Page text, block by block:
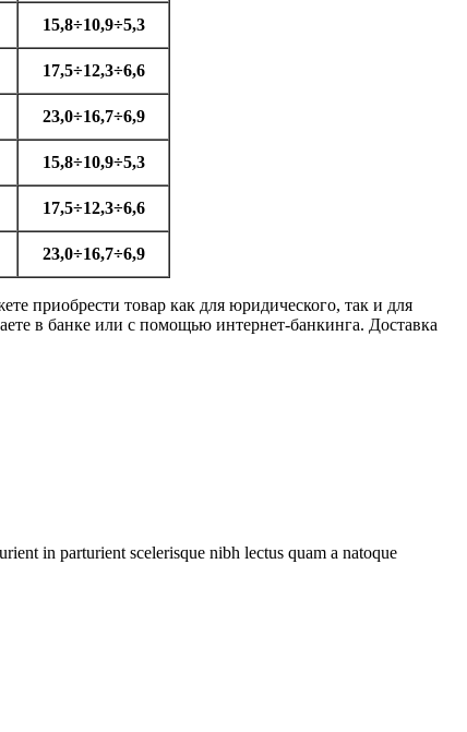
15,8÷10,9÷5,3
17,5÷12,3÷6,6
23,0÷16,7÷6,9
15,8÷10,9÷5,3
17,5÷12,3÷6,6
23,0÷16,7÷6,9
приобрести товар как для юридического, так и для
в банке или с помощью интернет-банкинга. Доставка
in parturient scelerisque nibh lectus quam a natoque